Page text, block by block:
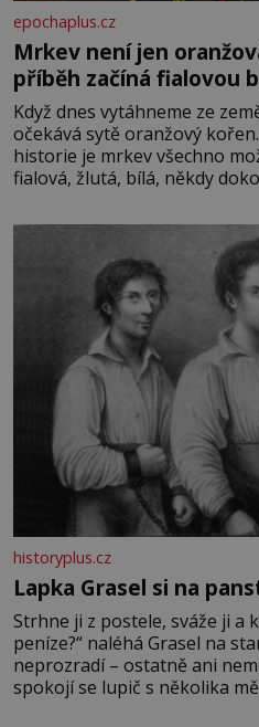
epochaplus.cz
Mrkev není jen
příběh začíná fialovou
Když dnes vytáhneme ze
očekává sytě oranžový
historie je mrkev všechno
fialová, žlutá, bílá, někdy
bez které si českou zahradu
historyplus.cz
Lapka Grasel si na
Strhne ji z postele, sváže ji a
peníze?“ naléhá Grasel na
neprozradí – ostatně ani
spokojí se lupič s několika